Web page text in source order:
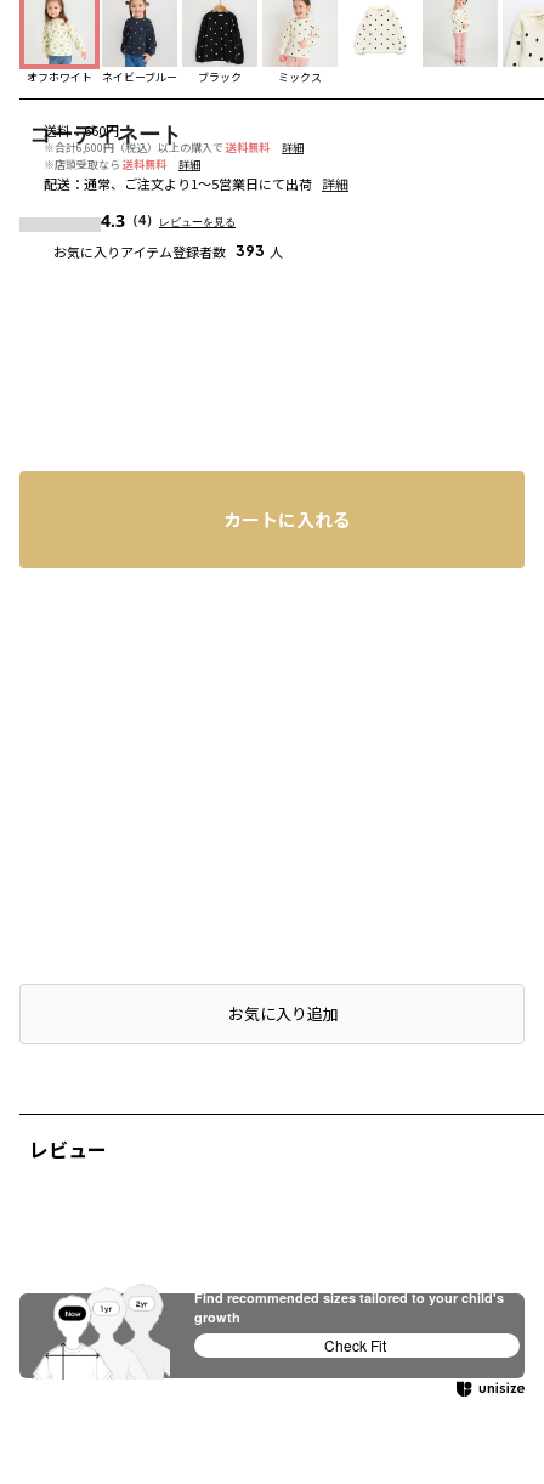
オフホワイト ネイビーブルー ブラック ミックス
コーディネート
レビュー
送料：660円
※合計6,600円（税込）以上の購入で 送料無料
詳細
※店頭受取なら 送料無料 詳細
配送 ： 通常、ご注文より1～5営業日にて出荷 詳細
4.3 （4） レビューを見る
お気に入りアイテム登録者数 393 人
カートに入れる
店頭在庫を確認するお気に入り追加
Find recommended sizes tailored to your child's
growth
Check Fit